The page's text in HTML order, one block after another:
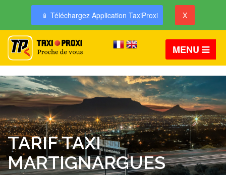
📱 Téléchargez Application TaxiProxi X
MENU
TARIF TAXI
MARTIGNARGUES